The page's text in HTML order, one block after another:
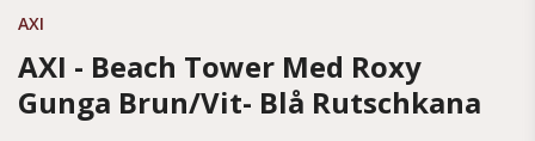
AXI
AXI - Beach Tower Med Roxy
Gunga Brun/Vit- Blå Rutschkana